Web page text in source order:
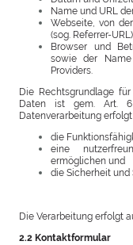
Name und URL
Webseite, von
(sog. Referrer-URL),
Browser und
sowie der
Providers.
Die Rechtsgrundlage
Daten ist gem. Art.
Datenverarbeitung
die
eine
ermöglichen und
die Sicherheit
Die Verarbeitung erfolgt
2.2 Kontaktformular